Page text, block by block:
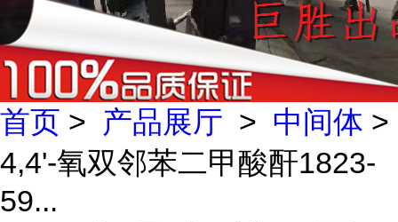
首页 > 产品展厅 > 中间体 >
4,4'-氧双邻苯二甲酸酐1823-
59...